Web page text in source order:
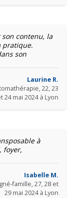
contenu, la
pratique.
son
Laurine R.
22, 23
24 mai 2024 à Lyon
à
foyer,
Isabelle M.
famille, 27, 28 et
29 mai 2024 à Lyon